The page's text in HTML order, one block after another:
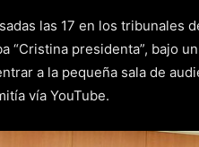
las 17 en los tribunales
“Cristina presidenta”, bajo
a la pequeña sala de
vía YouTube.